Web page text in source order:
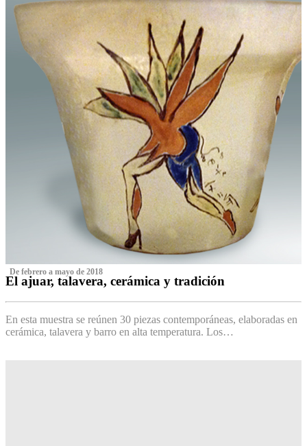
‌ De febrero a mayo de 2018
El ajuar, talavera, cerámica y tradición
En esta muestra se reúnen 30 piezas contemporáneas, elaboradas en
cerámica, talavera y barro en alta temperatura. Los…